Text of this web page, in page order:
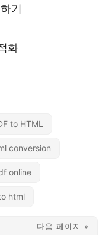
기
화
to HTML
conversion
online
html
다음 페이지 »